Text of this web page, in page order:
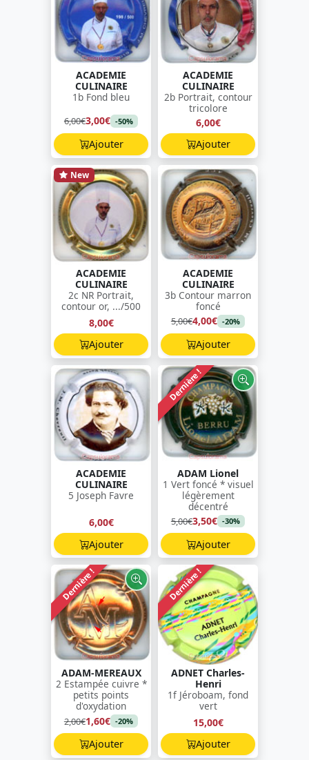
ACADEMIE
CULINAIRE
1b Fond bleu
6,00€3,00€ -50%
Ajouter
ACADEMIE
CULINAIRE
2b Portrait, contour
tricolore
6,00€
Ajouter
New
ACADEMIE
CULINAIRE
2c NR Portrait,
contour or, .../500
8,00€
Ajouter
ACADEMIE
CULINAIRE
3b Contour marron
foncé
5,00€4,00€ -20%
Ajouter
ACADEMIE
CULINAIRE
5 Joseph Favre
6,00€
Ajouter
Dernière !
ADAM Lionel
1 Vert foncé * visuel
légèrement
décentré
5,00€3,50€ -30%
Ajouter
Dernière !
ADAM-MEREAUX
2 Estampée cuivre *
petits points
d'oxydation
2,00€1,60€ -20%
Ajouter
Dernière !
ADNET Charles-
Henri
1f Jéroboam, fond
vert
15,00€
Ajouter